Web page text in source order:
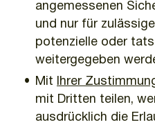
angemessenen
und nur für
potenzielle oder
weitergegeben
Mit
Ihrer
mit Dritten teilen,
ausdrücklich die